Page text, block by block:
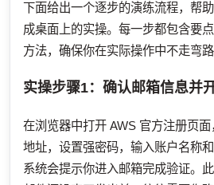
下面给出一个逐步的演练流程，帮
成桌面上的实操。每一步都包含要
方法，确保你在实际操作中不走弯路
实操步骤1：确认邮箱信息并
在浏览器中打开 AWS 官方注册页
地址，设置强密码，输入账户名称
系统会提示你进入邮箱完成验证。